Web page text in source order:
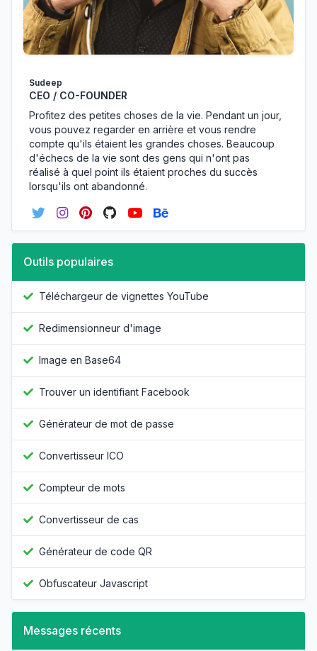
Sudeep
CEO / CO-FOUNDER
Profitez des petites choses de la vie. Pendant un jour,
vous pouvez regarder en arrière et vous rendre
compte qu'ils étaient les grandes choses. Beaucoup
d'échecs de la vie sont des gens qui n'ont pas
réalisé à quel point ils étaient proches du succès
lorsqu'ils ont abandonné.
Outils populaires
Téléchargeur de vignettes YouTube
Redimensionneur d'image
Image en Base64
Trouver un identifiant Facebook
Générateur de mot de passe
Convertisseur ICO
Compteur de mots
Convertisseur de cas
Générateur de code QR
Obfuscateur Javascript
Messages récents